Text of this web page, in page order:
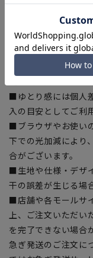
維へと再生していま
を使用しています。
【シルエット】《
■ゆとり感には個人
入の目安としてご利
■ブラウザやお使い
下での光加減により
合がございます。
■生地や仕様・デザ
干の誤差が生じる場
■店舗や各モールサ
上、ご注文いただ
を完了できない場合
急ぎ発送のご注文に